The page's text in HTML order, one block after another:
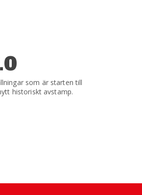
som är starten till
historiskt avstamp.